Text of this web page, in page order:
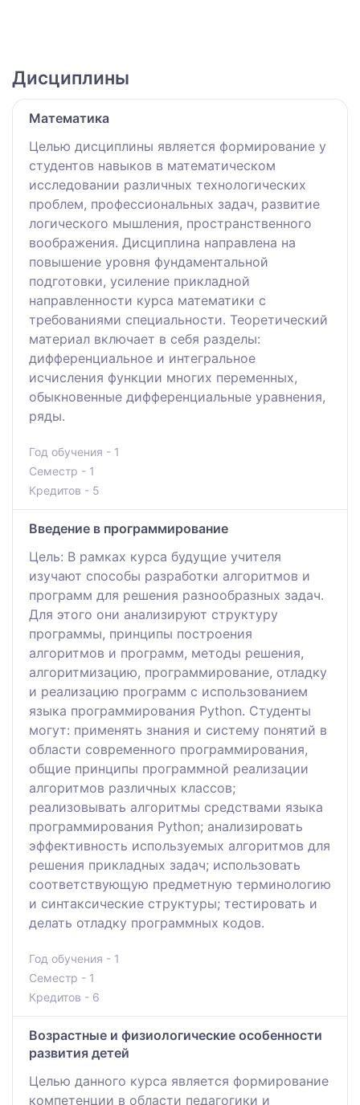
Дисциплины
Математика
Целью дисциплины является формирование у
студентов навыков в математическом
исследовании различных технологических
проблем, профессиональных задач, развитие
логического мышления, пространственного
воображения. Дисциплина направлена на
повышение уровня фундаментальной
подготовки, усиление прикладной
направленности курса математики с
требованиями специальности. Теоретический
материал включает в себя разделы:
дифференциальное и интегральное
исчисления функции многих переменных,
обыкновенные дифференциальные уравнения,
ряды.
Год обучения - 1
Семестр - 1
Кредитов - 5
Введение в программирование
Цель: В рамках курса будущие учителя
изучают способы разработки алгоритмов и
программ для решения разнообразных задач.
Для этого они анализируют структуру
программы, принципы построения
алгоритмов и программ, методы решения,
алгоритмизацию, программирование, отладку
и реализацию программ с использованием
языка программирования Python. Студенты
могут: применять знания и систему понятий в
области современного программирования,
общие принципы программной реализации
алгоритмов различных классов;
реализовывать алгоритмы средствами языка
программирования Python; анализировать
эффективность используемых алгоритмов для
решения прикладных задач; использовать
соответствующую предметную терминологию
и синтаксические структуры; тестировать и
делать отладку программных кодов.
Год обучения - 1
Семестр - 1
Кредитов - 6
Возрастные и физиологические особенности
развития детей
Целью данного курса является формирование
компетенции в области педагогики и